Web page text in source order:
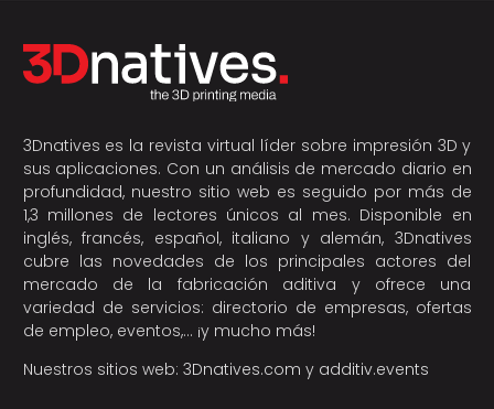
3Dnatives es la revista virtual líder sobre impresión 3D y
sus aplicaciones. Con un análisis de mercado diario en
profundidad, nuestro sitio web es seguido por más de
1,3 millones de lectores únicos al mes. Disponible en
inglés, francés, español, italiano y alemán, 3Dnatives
cubre las novedades de los principales actores del
mercado de la fabricación aditiva y ofrece una
variedad de servicios: directorio de empresas, ofertas
de empleo, eventos,… ¡y mucho más!
Nuestros sitios web: 3Dnatives.com y additiv.events